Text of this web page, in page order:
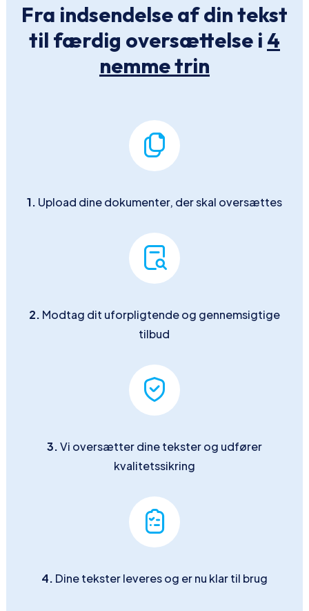
Fra indsendelse af din tekst
til færdig oversættelse i 4
nemme trin
1. Upload dine dokumenter, der skal oversættes
2. Modtag dit uforpligtende og gennemsigtige
tilbud
3.Vi oversætter dine tekster og udfører
kvalitetssikring
4. Dine tekster leveres og er nu klar til brug